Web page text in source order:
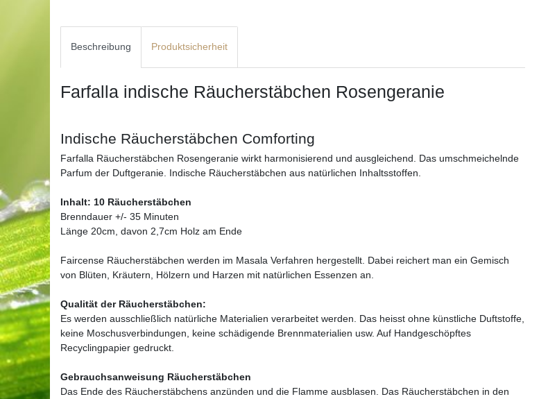
Beschreibung Produktsicherheit
Farfalla indische Räucherstäbchen Rosengeranie
Indische Räucherstäbchen Comforting
Farfalla Räucherstäbchen Rosengeranie wirkt harmonisierend und ausgleichend. Das umschmeichelnde
Parfum der Duftgeranie. Indische Räucherstäbchen aus natürlichen Inhaltsstoffen.
Inhalt: 10 Räucherstäbchen
Brenndauer +/- 35 Minuten
Länge 20cm, davon 2,7cm Holz am Ende
Faircense Räucherstäbchen werden im Masala Verfahren hergestellt. Dabei reichert man ein Gemisch
von Blüten, Kräutern, Hölzern und Harzen mit natürlichen Essenzen an.
Qualität der Räucherstäbchen:
Es werden ausschließlich natürliche Materialien verarbeitet werden. Das heisst ohne künstliche Duftstoffe,
keine Moschusverbindungen, keine schädigende Brennmaterialien usw. Auf Handgeschöpftes
Recyclingpapier gedruckt.
Gebrauchsanweisung Räucherstäbchen
Das Ende des Räucherstäbchens anzünden und die Flamme ausblasen. Das Räucherstäbchen in den